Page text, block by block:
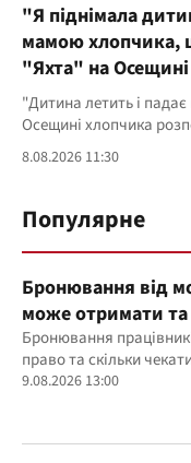
"Я піднімала
мамою хлопчика,
"Яхта" на Осещині
"Дитина летить і
Осещині хлопчика
8.08.2026 11:30
Популярне
Бронювання від
може отримати
Бронювання
право та скільки
9.08.2026 13:00